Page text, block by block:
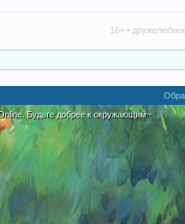
16+ • дружелюбное
Будьте добрее к окружающим~